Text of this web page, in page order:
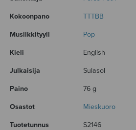
Kokoonpano TTTBB
Musiikkityyli Pop
Kieli English
Julkaisija Sulasol
Paino 76 g
Osastot Mieskuoro
Tuotetunnus S2146